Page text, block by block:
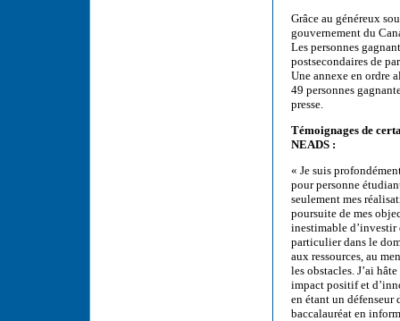
Grâce au généreux
gouvernement du
Les personnes
postsecondaires de
Une annexe en ordre
49 personnes
presse.
Témoignages de
NEADS :
« Je suis
pour personne
seulement mes
poursuite de mes
inestimable d’investir
particulier dans le
aux ressources, au
les obstacles. J’ai
impact positif et
en étant un
baccalauréat en